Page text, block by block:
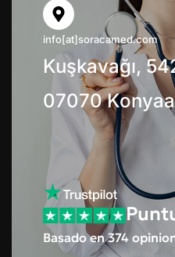
info[at]soracamed.com
Kuşkavağı,
07070
Basado en 374